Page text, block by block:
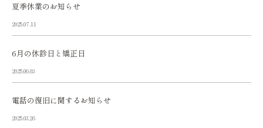
夏季休業のお知らせ
2025.07.11
6月の休診日と矯正日
2025.06.03
電話の復旧に関するお知らせ
2025.03.26